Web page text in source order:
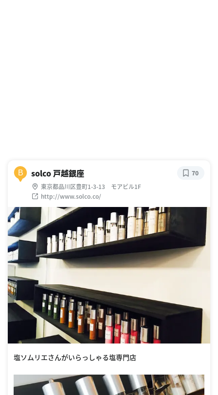
B solco 戸越銀座
東京都品川区豊町1-3-13 モアビル1F
http://www.solco.co/
70
塩ソムリエさんがいらっしゃる塩専門店